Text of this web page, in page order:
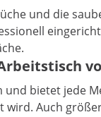
und die
bietet jede
Auch